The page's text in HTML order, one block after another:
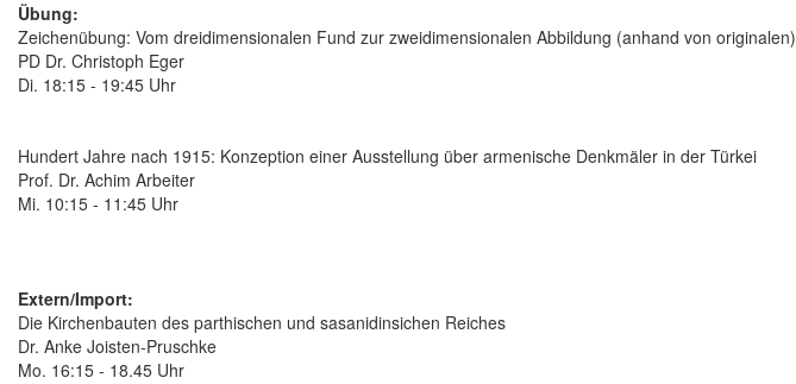
Übung:
Zeichenübung: Vom dreidimensionalen Fund zur zweidimensionalen Abbildung (anhand von originalen)
PD Dr. Christoph Eger
Di. 18:15 - 19:45 Uhr
Hundert Jahre nach 1915: Konzeption einer Ausstellung über armenische Denkmäler in der Türkei
Prof. Dr. Achim Arbeiter
Mi. 10:15 - 11:45 Uhr
Extern/Import:
Die Kirchenbauten des parthischen und sasanidinsichen Reiches
Dr. Anke Joisten-Pruschke
Mo. 16:15 - 18.45 Uhr